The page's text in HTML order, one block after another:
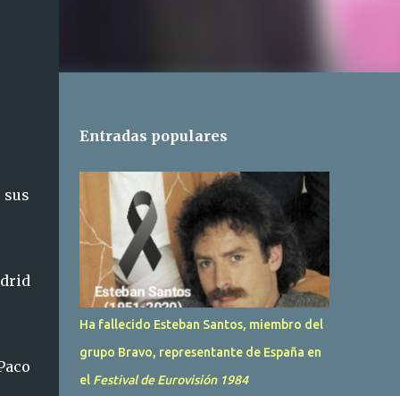
Entradas populares
Ha fallecido Esteban Santos, miembro del
grupo Bravo, representante de España en
el Festival de Eurovisión 1984